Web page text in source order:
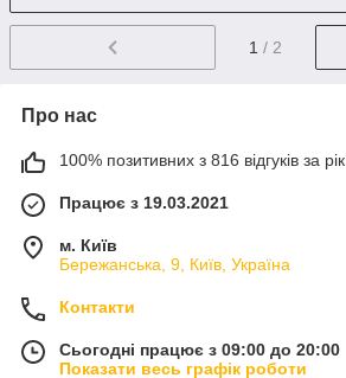
1 / 2
Про нас
100% позитивних з 816 відгуків за рік
Працює з 19.03.2021
м. Київ
Бережанська, 9, Київ, Україна
Контакти
Сьогодні працює з 09:00 до 20:00
Показати весь графік роботи